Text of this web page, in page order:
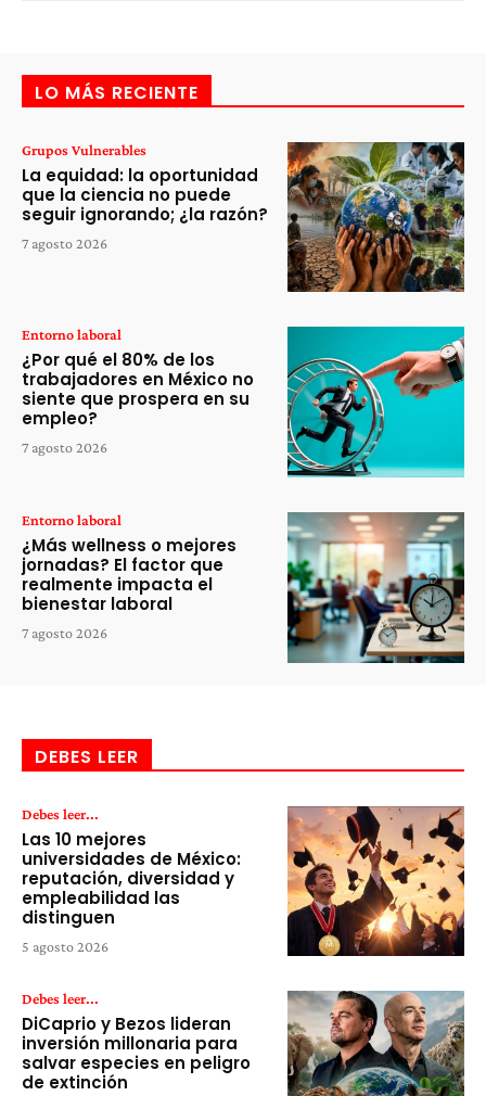
LO MÁS RECIENTE
Grupos Vulnerables
La equidad: la oportunidad
que la ciencia no puede
seguir ignorando; ¿la razón?
7 agosto 2026
Entorno laboral
¿Por qué el 80% de los
trabajadores en México no
siente que prospera en su
empleo?
7 agosto 2026
Entorno laboral
¿Más wellness o mejores
jornadas? El factor que
realmente impacta el
bienestar laboral
7 agosto 2026
DEBES LEER
Debes leer...
Las 10 mejores
universidades de México:
reputación, diversidad y
empleabilidad las
distinguen
5 agosto 2026
Debes leer...
DiCaprio y Bezos lideran
inversión millonaria para
salvar especies en peligro
de extinción